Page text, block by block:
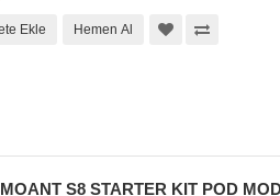
Ekle Hemen Al
S8 STARTER KIT POD